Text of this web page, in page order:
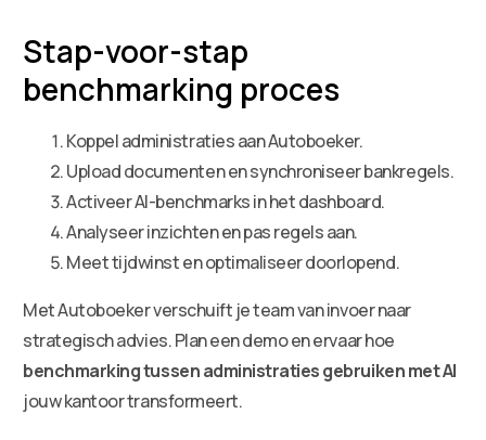
Stap-voor-stap
benchmarking proces
Koppel administraties aan Autoboeker.
Upload documenten en synchroniseer bankregels.
Activeer AI-benchmarks in het dashboard.
Analyseer inzichten en pas regels aan.
Meet tijdwinst en optimaliseer doorlopend.
Met Autoboeker verschuift je team van invoer naar
strategisch advies. Plan een demo en ervaar hoe
benchmarking tussen administraties gebruiken met AI
jouw kantoor transformeert.